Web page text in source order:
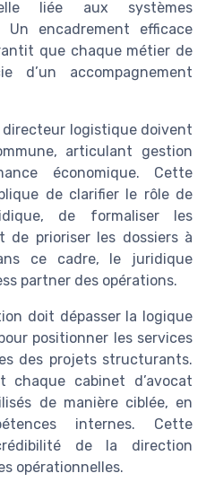
liée aux systèmes
Un encadrement efficace
que chaque métier de
d’un accompagnement
logistique doivent
articulant gestion
économique. Cette
de clarifier le rôle de
de formaliser les
de prioriser les dossiers à
ce cadre, le juridique
partner des opérations.
doit dépasser la logique
positionner les services
des projets structurants.
chaque cabinet d’avocat
de manière ciblée, en
internes. Cette
de la direction
opérationnelles.